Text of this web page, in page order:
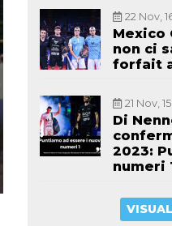
22 Nov,
Mexico
non ci
forfait
21 Nov,
Di
2023:
numeri